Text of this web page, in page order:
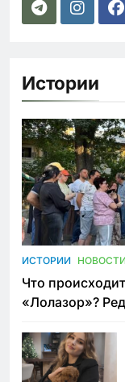
Истории
ИСТОРИИ
Что
«Лолазор»?